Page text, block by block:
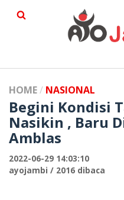
HOME NASIONAL
Begini Kondisi
Nasikin , Baru
Amblas
2022-06-29 14:03:10
ayojambi / 2016 dibaca